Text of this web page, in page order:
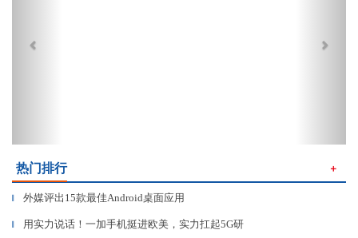
热门排行 ＋
▎ 外媒评出15款最佳Android桌面应用
▎ 用实力说话！一加手机挺进欧美，实力扛起5G研